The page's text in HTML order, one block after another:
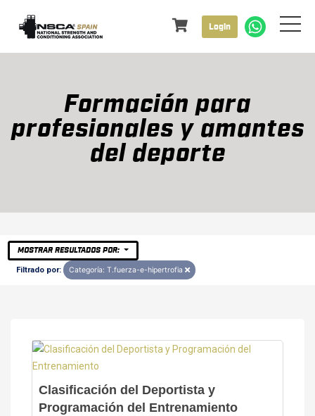
Login
Formación para
profesionales y amantes
del deporte
MOSTRAR RESULTADOS POR:
Filtrado por: Categoría: T.fuerza-e-hipertrofia
Clasificación del Deportista y
Programación del Entrenamiento